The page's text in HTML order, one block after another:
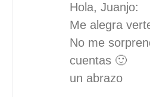
Hola, Juanjo:
Me alegra
No me
cuentas 🙂
un abrazo